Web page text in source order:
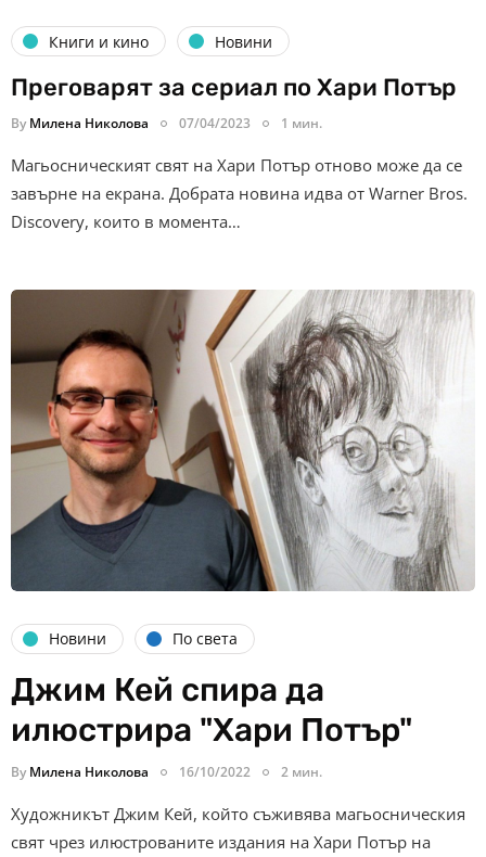
Книги и кино Новини
Преговарят за сериал по Хари Потър
By Милена Николова 07/04/2023 1 мин.
Магьосническият свят на Хари Потър отново може да се
завърне на екрана. Добрата новина идва от Warner Bros.
Discovery, които в момента…
Новини По света
Джим Кей спира да
илюстрира "Хари Потър"
By Милена Николова 16/10/2022 2 мин.
Художникът Джим Кей, който съживява магьосническия
свят чрез илюстрованите издания на Хари Потър на